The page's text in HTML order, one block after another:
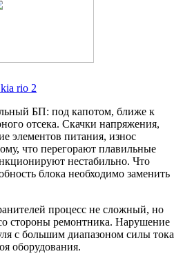
rio 2
БП: под капотом, ближе к
отсека. Скачки напряжения,
элементов питания, износ
что перегорают плавильные
нестабильно. Что
блока необходимо заменить
процесс не сложный, но
стороны ремонтника. Нарушение
с большим диапазоном силы тока
оборудования.